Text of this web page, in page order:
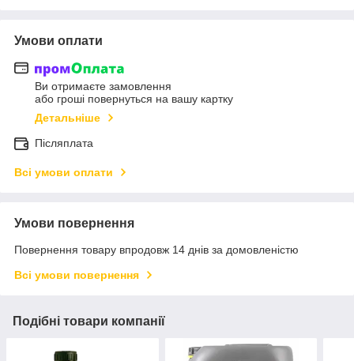
Умови оплати
Ви отримаєте замовлення
або гроші повернуться на вашу картку
Детальніше
Післяплата
Всі умови оплати
Умови повернення
Повернення товару впродовж 14 днів за домовленістю
Всі умови повернення
Подібні товари компанії